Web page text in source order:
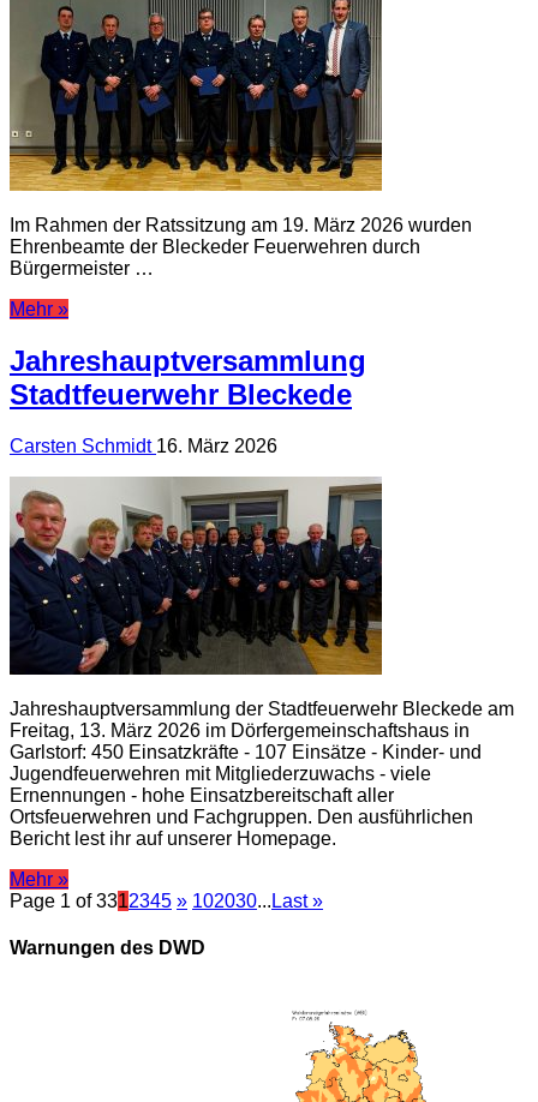
Im Rahmen der Ratssitzung am 19. März 2026 wurden
Ehrenbeamte der Bleckeder Feuerwehren durch
Bürgermeister …
Mehr »
Jahreshauptversammlung
Stadtfeuerwehr Bleckede
Carsten Schmidt 16. März 2026
Jahreshauptversammlung der Stadtfeuerwehr Bleckede am
Freitag, 13. März 2026 im Dörfergemeinschaftshaus in
Garlstorf: 450 Einsatzkräfte - 107 Einsätze - Kinder- und
Jugendfeuerwehren mit Mitgliederzuwachs - viele
Ernennungen - hohe Einsatzbereitschaft aller
Ortsfeuerwehren und Fachgruppen. Den ausführlichen
Bericht lest ihr auf unserer Homepage.
Mehr »
Page 1 of 3312345 » 102030... Last »
Warnungen des DWD